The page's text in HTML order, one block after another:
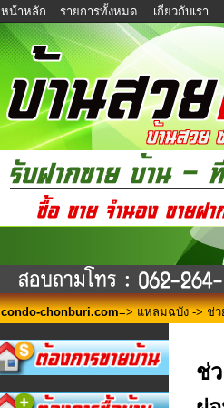
หน้าหลัก รายการทั้งหมด เกี่ยวกับเรา
condo-chonburi.com=> แหลมฉบัง -> ช่ว
ช่